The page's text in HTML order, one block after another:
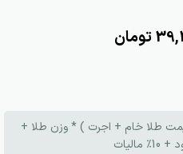
تومان
طلا خام + اجرت ) * وزن طلا +